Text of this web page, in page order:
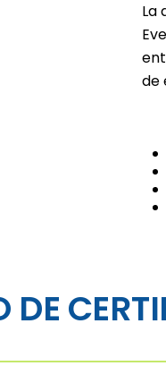
La
de
DE